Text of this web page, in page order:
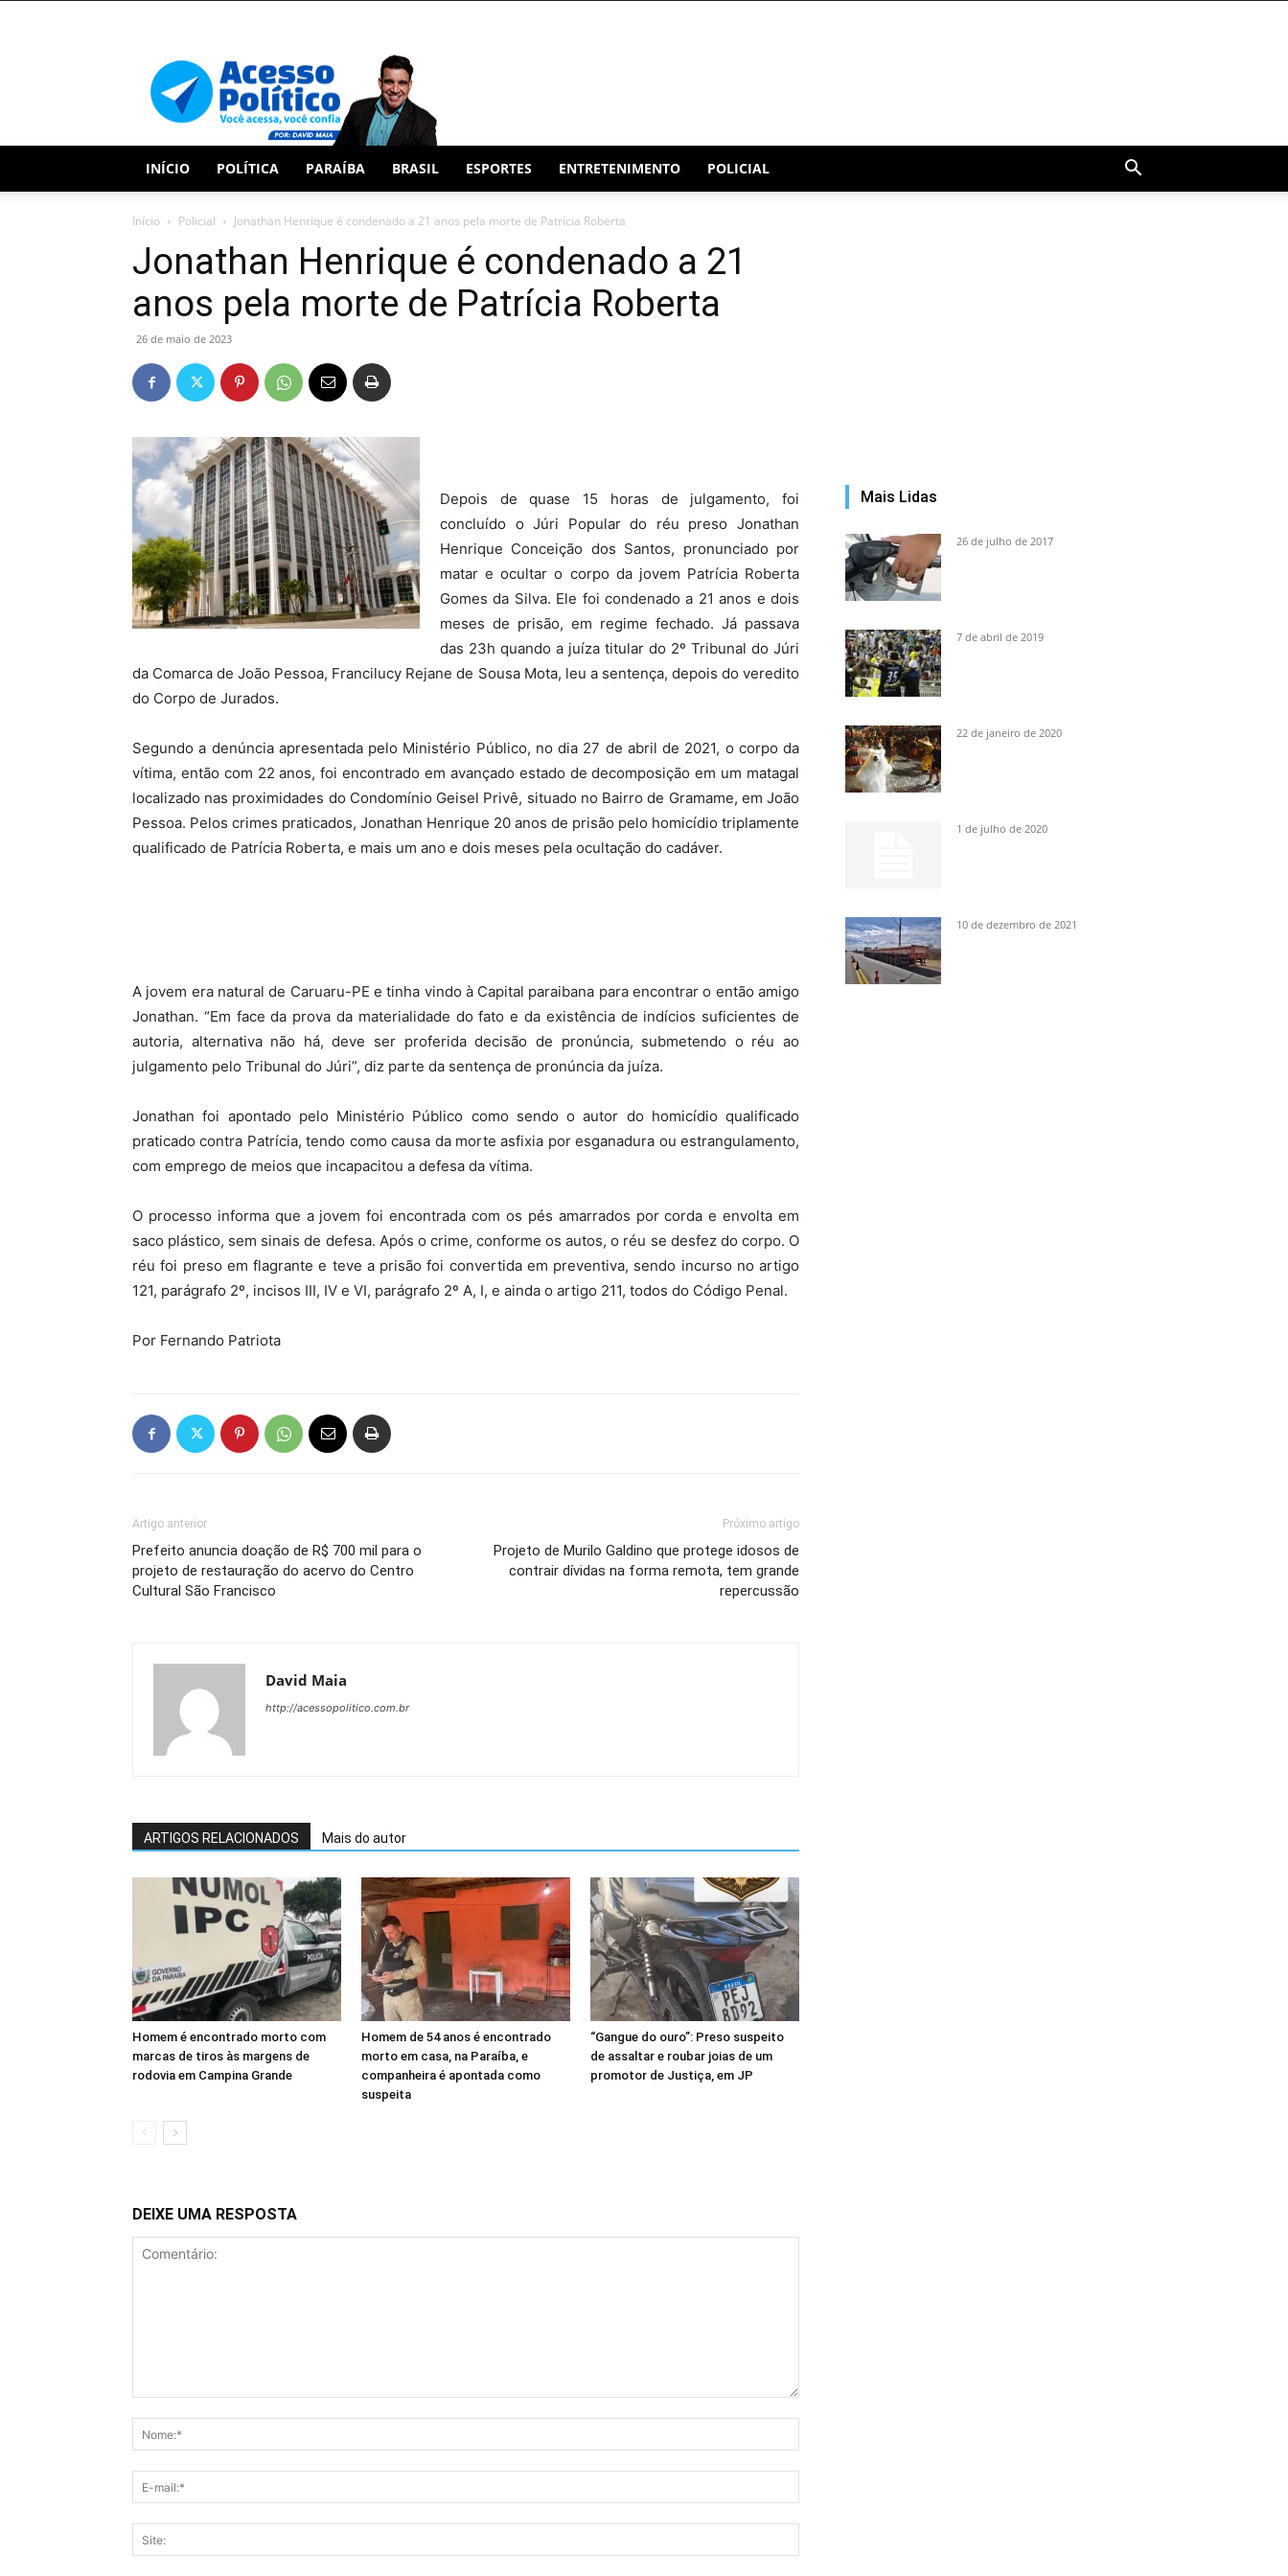
INÍCIO POLÍTICA PARAÍBA BRASIL ESPORTES ENTRETENIMENTO POLICIAL
Início Policial Jonathan Henrique é condenado a 21 anos pela morte de Patrícia Roberta
Jonathan Henrique é condenado a 21
anos pela morte de Patrícia Roberta
26 de maio de 2023
Depois de quase 15 horas de julgamento, foi
concluído o Júri Popular do réu preso Jonathan
Henrique Conceição dos Santos, pronunciado por
matar e ocultar o corpo da jovem Patrícia Roberta
Gomes da Silva. Ele foi condenado a 21 anos e dois
meses de prisão, em regime fechado. Já passava
das 23h quando a juíza titular do 2º Tribunal do Júri
da Comarca de João Pessoa, Francilucy Rejane de Sousa Mota, leu a sentença, depois do veredito
do Corpo de Jurados.
Segundo a denúncia apresentada pelo Ministério Público, no dia 27 de abril de 2021, o corpo da
vítima, então com 22 anos, foi encontrado em avançado estado de decomposição em um matagal
localizado nas proximidades do Condomínio Geisel Privê, situado no Bairro de Gramame, em João
Pessoa. Pelos crimes praticados, Jonathan Henrique 20 anos de prisão pelo homicídio triplamente
qualificado de Patrícia Roberta, e mais um ano e dois meses pela ocultação do cadáver.
A jovem era natural de Caruaru-PE e tinha vindo à Capital paraibana para encontrar o então amigo
Jonathan. “Em face da prova da materialidade do fato e da existência de indícios suficientes de
autoria, alternativa não há, deve ser proferida decisão de pronúncia, submetendo o réu ao
julgamento pelo Tribunal do Júri”, diz parte da sentença de pronúncia da juíza.
Jonathan foi apontado pelo Ministério Público como sendo o autor do homicídio qualificado
praticado contra Patrícia, tendo como causa da morte asfixia por esganadura ou estrangulamento,
com emprego de meios que incapacitou a defesa da vítima.
O processo informa que a jovem foi encontrada com os pés amarrados por corda e envolta em
saco plástico, sem sinais de defesa. Após o crime, conforme os autos, o réu se desfez do corpo. O
réu foi preso em flagrante e teve a prisão foi convertida em preventiva, sendo incurso no artigo
121, parágrafo 2º, incisos III, IV e VI, parágrafo 2º A, I, e ainda o artigo 211, todos do Código Penal.
Por Fernando Patriota
Artigo anterior
Prefeito anuncia doação de R$ 700 mil para o
projeto de restauração do acervo do Centro
Cultural São Francisco
Próximo artigo
Projeto de Murilo Galdino que protege idosos de
contrair dívidas na forma remota, tem grande
repercussão
David Maia
http://acessopolitico.com.br
ARTIGOS RELACIONADOS Mais do autor
Homem é encontrado morto com
marcas de tiros às margens de
rodovia em Campina Grande
Homem de 54 anos é encontrado
morto em casa, na Paraíba, e
companheira é apontada como
suspeita
“Gangue do ouro”: Preso suspeito
de assaltar e roubar joias de um
promotor de Justiça, em JP
DEIXE UMA RESPOSTA
Mais Lidas
26 de julho de 2017
7 de abril de 2019
22 de janeiro de 2020
1 de julho de 2020
10 de dezembro de 2021